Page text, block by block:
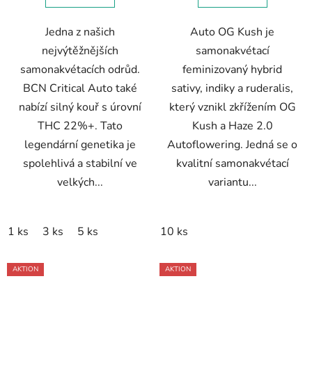
Jedna z našich
nejvýtěžnějších
samonakvétacích odrůd.
BCN Critical Auto také
nabízí silný kouř s úrovní
THC 22%+. Tato
legendární genetika je
spolehlivá a stabilní ve
velkých...
1 ks 3 ks 5 ks
Auto OG Kush je
samonakvétací
feminizovaný hybrid
sativy, indiky a ruderalis,
který vznikl zkřížením OG
Kush a Haze 2.0
Autoflowering. Jedná se o
kvalitní samonakvétací
variantu...
10 ks
AKTION AKTION